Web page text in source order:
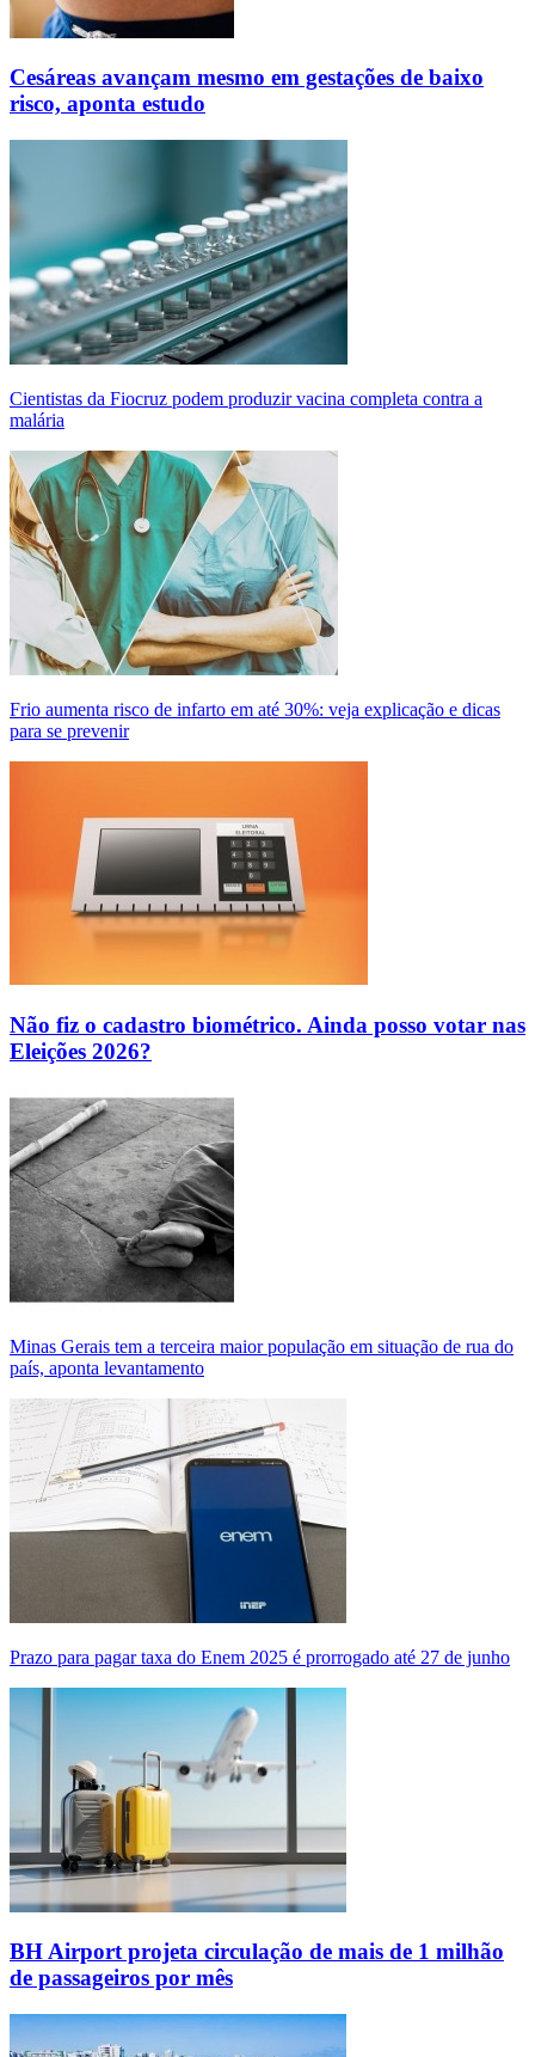
Cesáreas avançam mesmo em gestações de baixo
risco, aponta estudo
Cientistas da Fiocruz podem produzir vacina completa contra a
malária
Frio aumenta risco de infarto em até 30%: veja explicação e dicas
para se prevenir
Não fiz o cadastro biométrico. Ainda posso votar nas
Eleições 2026?
Minas Gerais tem a terceira maior população em situação de rua do
país, aponta levantamento
Prazo para pagar taxa do Enem 2025 é prorrogado até 27 de junho
BH Airport projeta circulação de mais de 1 milhão
de passageiros por mês